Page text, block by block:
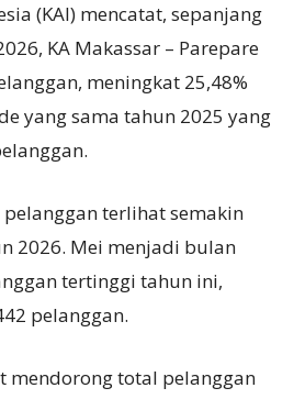
(KAI) mencatat, sepanjang
KA Makassar – Parepare
meningkat 25,48%
yang sama tahun 2025 yang
terlihat semakin
2026. Mei menjadi bulan
tertinggi tahun ini,
pelanggan.
mendorong total pelanggan